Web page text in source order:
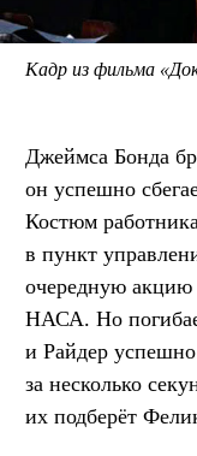
Кадр из фильма
Джеймса Бонда
он успешно
Костюм
в пункт
очередную
НАСА. Но
и Райдер успешно
за несколько
их подберёт